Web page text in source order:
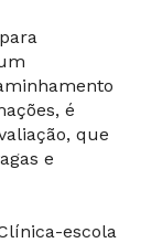
é
que
e
escola